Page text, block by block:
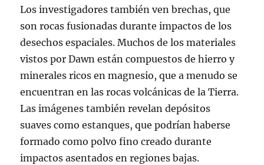
Los investigadores también ven brechas, que
son rocas fusionadas durante impactos de los
desechos espaciales. Muchos de los materiales
vistos por Dawn están compuestos de hierro y
minerales ricos en magnesio, que a menudo se
encuentran en las rocas volcánicas de la Tierra.
Las imágenes también revelan depósitos
suaves como estanques, que podrían haberse
formado como polvo fino creado durante
impactos asentados en regiones bajas.